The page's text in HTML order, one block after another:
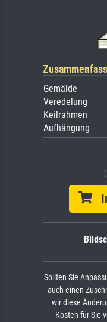
Gemälde
Veredelung
Keilrahmen
Aufhängung
In
Sollten Sie
auch einen
wir diese
Kosten für Sie